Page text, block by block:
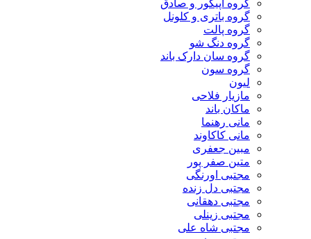
گروه اپیکور و صادق
گروه باتری و کلونل
گروه پالت
گروه دنگ شو
گروه سان دارک باند
گروه سون
لیون
مازیار فلاحی
ماکان باند
مانی رهنما
مانی کاکاوند
مبین جعفری
متین صفر پور
مجتبی اورنگی
مجتبی دل زنده
مجتبی دهقانی
مجتبی زینلی
مجتبی شاه علی